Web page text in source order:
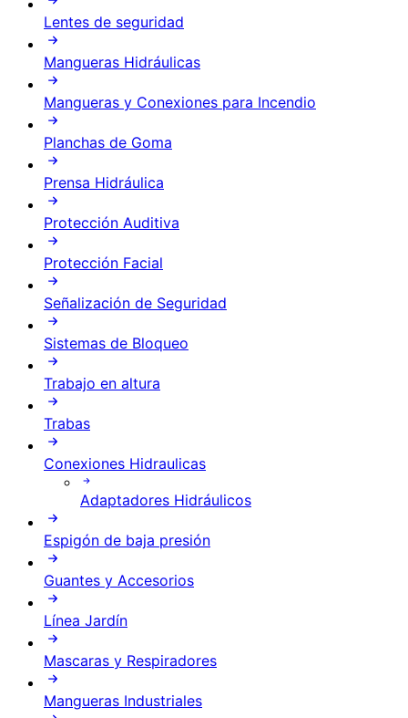
Lentes de seguridad
Mangueras Hidráulicas
Mangueras y Conexiones para Incendio
Planchas de Goma
Prensa Hidráulica
Protección Auditiva
Protección Facial
Señalización de Seguridad
Sistemas de Bloqueo
Trabajo en altura
Trabas
Conexiones Hidraulicas
Adaptadores Hidráulicos
Espigón de baja presión
Guantes y Accesorios
Línea Jardín
Mascaras y Respiradores
Mangueras Industriales